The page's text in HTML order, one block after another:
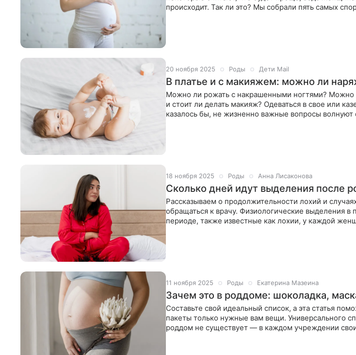
происходит. Так ли это? Мы собрали пять самых
20 ноября 2025 Роды Дети Mail
В платье и с макияжем: можно ли
Можно ли рожать с накрашенными ногтями? Можно
и стоит ли делать макияж? Одеваться в свое или
казалось бы, не жизненно важные вопросы волнуют
18 ноября 2025 Роды Анна Лисаконова
Сколько дней идут выделения после
Рассказываем о продолжительности лохий и
обращаться к врачу. Физиологические выделения в
периоде, также известные как лохии, у каждой
11 ноября 2025 Роды Екатерина Мазеина
Зачем это в роддоме: шоколадка,
Составьте свой идеальный список, а эта статья
пакеты только нужные вам вещи. Универсального
роддом не существует — в каждом учреждении